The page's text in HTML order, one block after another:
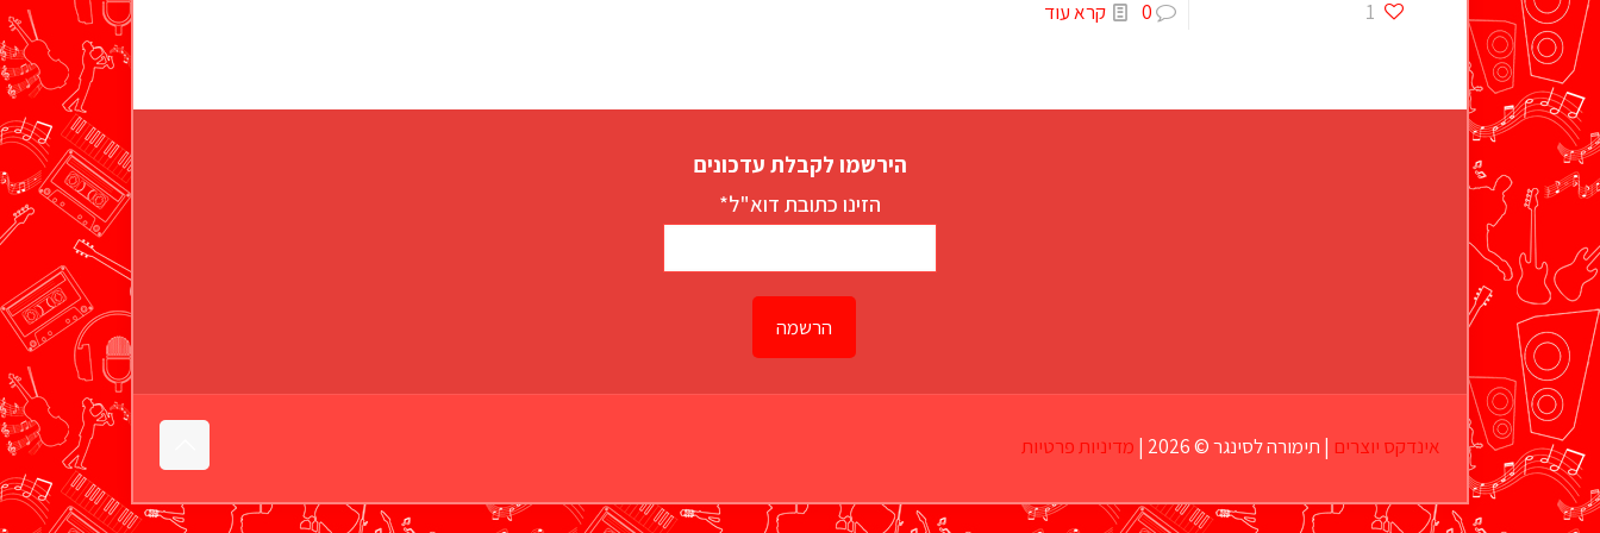
1
0 קרא עוד
הירשמו לקבלת עדכונים
הזינו כתובת דוא"ל*
אינדקס יוצרים | תימורה לסינגר © 2026 | מדיניות פרטיות